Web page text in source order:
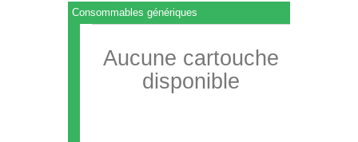
Consommables génériques
Aucune cartouche
disponible